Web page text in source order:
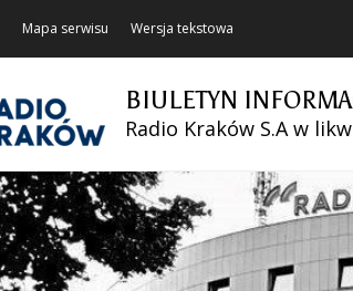
Mapa serwisu Wersja tekstowa
BIULETYN
Radio Kraków S.A w